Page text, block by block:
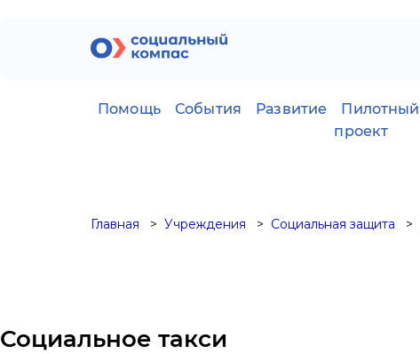
Помощь События Развитие
Пилотный
проект
Главная Учреждения Социальная защита
Социальное такси